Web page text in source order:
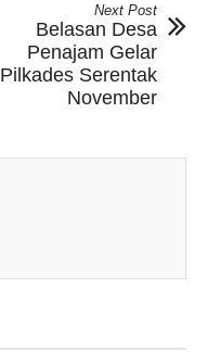
Next Post
Belasan Desa
Penajam Gelar
Pilkades Serentak
November